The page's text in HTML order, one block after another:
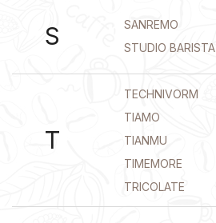
S
SANREMO
STUDIO BARISTA
T
TECHNIVORM
TIAMO
TIANMU
TIMEMORE
TRICOLATE